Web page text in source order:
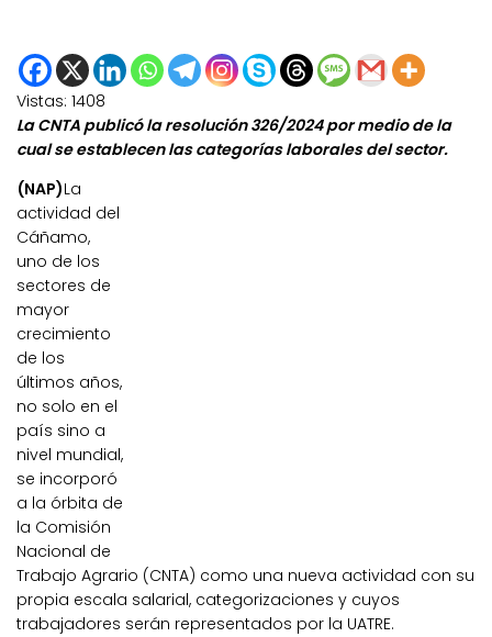
Vistas: 1408
La CNTA publicó la resolución 326/2024 por medio de la
cual se establecen las categorías laborales del sector.
(NAP)La
actividad del
Cáñamo,
uno de los
sectores de
mayor
crecimiento
de los
últimos años,
no solo en el
país sino a
nivel mundial,
se incorporó
a la órbita de
la Comisión
Nacional de
Trabajo Agrario (CNTA) como una nueva actividad con su
propia escala salarial, categorizaciones y cuyos
trabajadores serán representados por la UATRE.